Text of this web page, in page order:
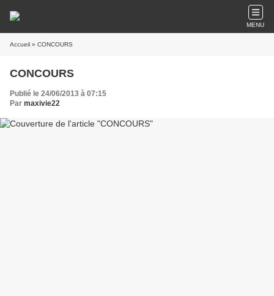
MENU
Accueil » CONCOURS
CONCOURS
Publié le 24/06/2013 à 07:15
Par maxivie22